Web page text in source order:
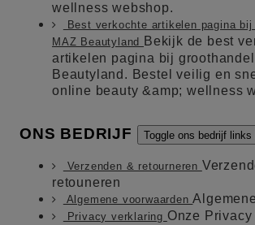
wellness webshop.
Best verkochte artikelen pagina bij
MAZ Beautyland
Bekijk de best
artikelen pagina bij
Beautyland. Bestel veilig en
online beauty &amp; wellness
ONS BEDRIJF Toggle ons bedrijf links
Verzenden & retourneren
retouneren
Algemene voorwaarden
Privacy verklaring Onze